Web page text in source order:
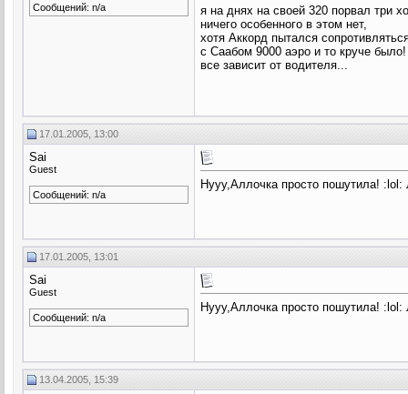
Сообщений: n/a
я на днях на своей 320 порвал три
ничего особенного в этом нет,
хотя Аккорд пытался
с Саабом 9000 аэро и то круче было!
все зависит от водителя...
17.01.2005, 13:00
Sai
Guest
Сообщений: n/a
Нууу,Аллочка просто пошутила!
17.01.2005, 13:01
Sai
Guest
Сообщений: n/a
Нууу,Аллочка просто пошутила!
13.04.2005, 15:39